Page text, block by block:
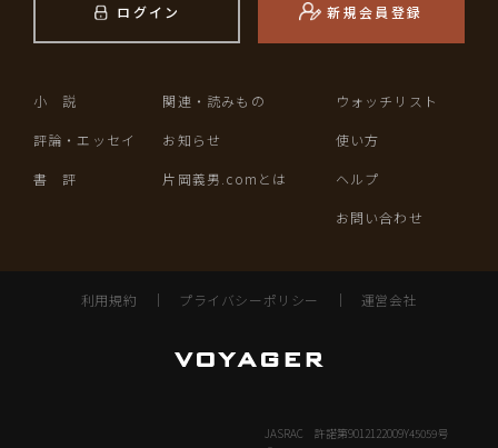
ログイン 新規会員登録
小 説
評論・エッセイ
書 評
関連・読みもの
お知らせ
片岡義男.comとは
ウォッチリスト
使い方
ヘルプ
お問い合わせ
利用規約 ｜ プライバシーポリシー ｜ 運営会社
JASRAC 許諾第9012122009Y45059号